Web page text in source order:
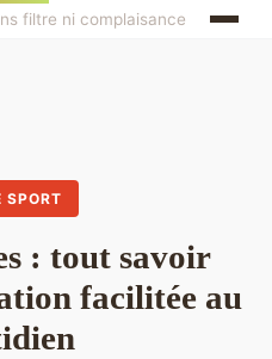
filtre ni complaisance
SPORT
: tout savoir
facilitée au